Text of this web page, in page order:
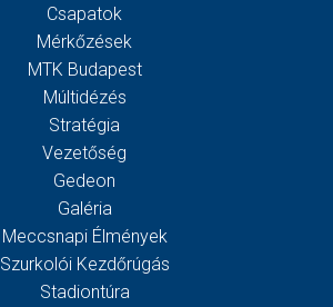
Csapatok
Mérkőzések
MTK Budapest
Múltidézés
Stratégia
Vezetőség
Gedeon
Galéria
Meccsnapi Élmények
Szurkolói Kezdőrúgás
Stadiontúra